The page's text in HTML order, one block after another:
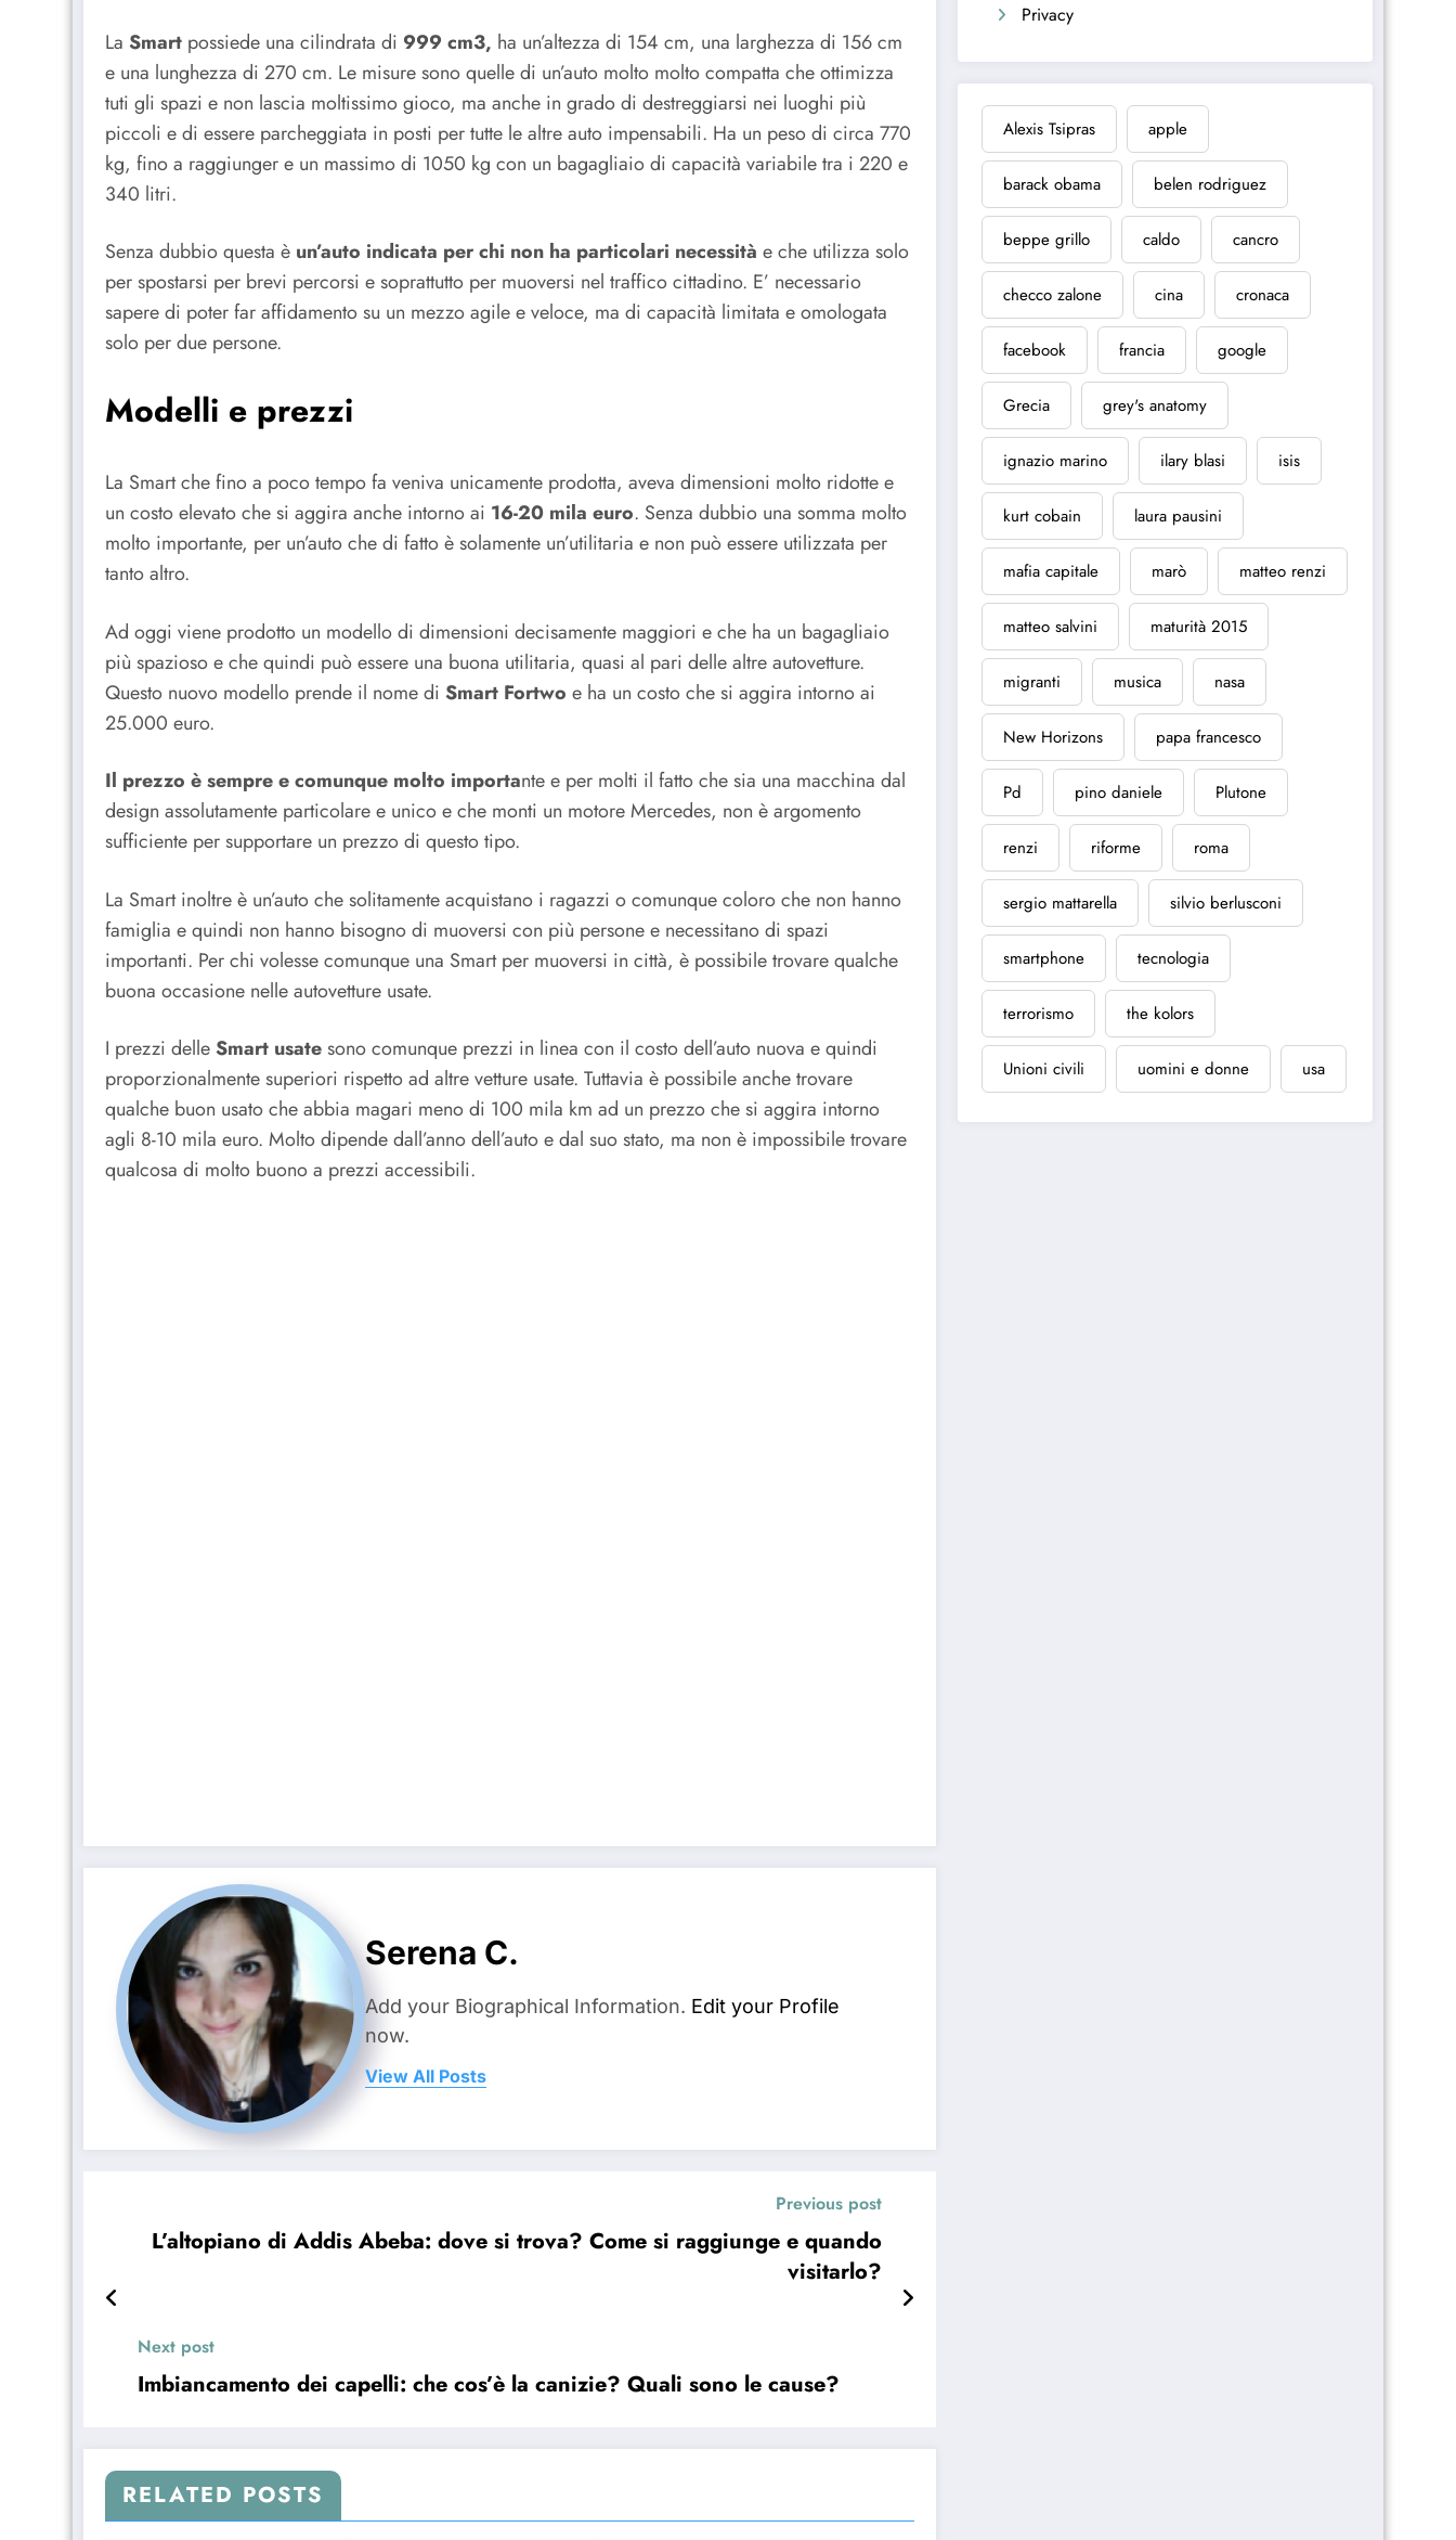
La Smart possiede una cilindrata di 999 cm3, ha un’altezza di 154 cm, una larghezza di 156 cm
e una lunghezza di 270 cm. Le misure sono quelle di un’auto molto molto compatta che ottimizza
tuti gli spazi e non lascia moltissimo gioco, ma anche in grado di destreggiarsi nei luoghi più
piccoli e di essere parcheggiata in posti per tutte le altre auto impensabili. Ha un peso di circa 770
kg, fino a raggiunger e un massimo di 1050 kg con un bagagliaio di capacità variabile tra i 220 e
340 litri.
Senza dubbio questa è un’auto indicata per chi non ha particolari necessità e che utilizza solo
per spostarsi per brevi percorsi e soprattutto per muoversi nel traffico cittadino. E’ necessario
sapere di poter far affidamento su un mezzo agile e veloce, ma di capacità limitata e omologata
solo per due persone.
Modelli e prezzi
La Smart che fino a poco tempo fa veniva unicamente prodotta, aveva dimensioni molto ridotte e
un costo elevato che si aggira anche intorno ai 16-20 mila euro. Senza dubbio una somma molto
molto importante, per un’auto che di fatto è solamente un’utilitaria e non può essere utilizzata per
tanto altro.
Ad oggi viene prodotto un modello di dimensioni decisamente maggiori e che ha un bagagliaio
più spazioso e che quindi può essere una buona utilitaria, quasi al pari delle altre autovetture.
Questo nuovo modello prende il nome di Smart Fortwo e ha un costo che si aggira intorno ai
25.000 euro.
Il prezzo è sempre e comunque molto importante e per molti il fatto che sia una macchina dal
design assolutamente particolare e unico e che monti un motore Mercedes, non è argomento
sufficiente per supportare un prezzo di questo tipo.
La Smart inoltre è un’auto che solitamente acquistano i ragazzi o comunque coloro che non hanno
famiglia e quindi non hanno bisogno di muoversi con più persone e necessitano di spazi
importanti. Per chi volesse comunque una Smart per muoversi in città, è possibile trovare qualche
buona occasione nelle autovetture usate.
I prezzi delleSmart usatesono comunque prezzi in linea con il costo dell’auto nuova e quindi
proporzionalmente superiori rispetto ad altre vetture usate. Tuttavia è possibile anche trovare
qualche buon usato che abbia magari meno di 100 mila km ad un prezzo che si aggira intorno
agli 8-10 mila euro. Molto dipende dall’anno dell’auto e dal suo stato, ma non è impossibile trovare
qualcosa di molto buono a prezzi accessibili.
Serena C.
Add your Biographical Information. Edit your Profile
now.
View All Posts
Previous post
L’altopiano di Addis Abeba: dove si trova? Come si raggiunge e quando
visitarlo?
Next post
Imbiancamento dei capelli: che cos’è la canizie? Quali sono le cause?
RELATED POSTS
Privacy
Alexis Tsipras apple
barack obama belen rodriguez
beppe grillo caldo cancro
checco zalone cina cronaca
facebook francia google
Grecia grey's anatomy
ignazio marino ilary blasi isis
kurt cobain laura pausini
mafia capitale marò matteo renzi
matteo salvini maturità 2015
migranti musica nasa
New Horizons papa francesco
Pd pino daniele Plutone
renzi riforme roma
sergio mattarella silvio berlusconi
smartphone tecnologia
terrorismo the kolors
Unioni civili uomini e donne usa